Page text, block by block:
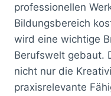
professionellen
Bildungsbereich
wird eine wichtige
Berufswelt gebaut.
nicht nur die
praxisrelevante